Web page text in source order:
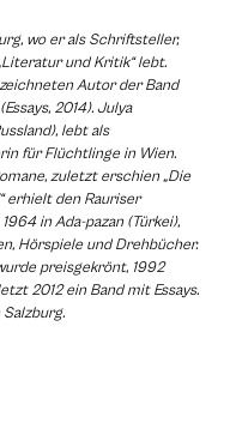
wo er als Schriftsteller,
und Kritik“ lebt.
Autor der Band
2014). Julya
lebt als
für Flüchtlinge in Wien.
zuletzt erschien „Die
erhielt den Rauriser
in Ada-pazan (Türkei),
Hörspiele und Drehbücher.
preisgekrönt, 1992
2012 ein Band mit Essays.